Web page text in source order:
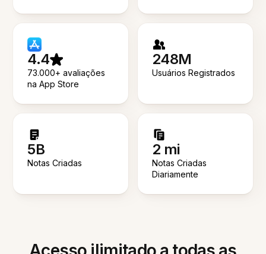
4.4
73.000+ avaliações
na App Store
248M
Usuários Registrados
5B
Notas Criadas
2 mi
Notas Criadas
Diariamente